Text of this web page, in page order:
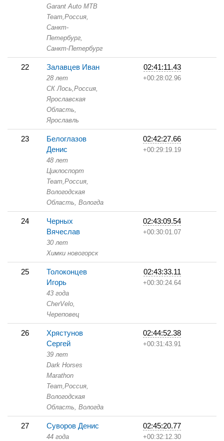
Garant Auto MTB
Team,Россия,
Санкт-
Петербург,
Санкт-Петербург
22 Залавцев Иван
28 лет
СК Лось,Россия,
Ярославская
Область,
Ярославль
02:41:11.43
+00:28:02.96
23
Белоглазов
Денис
48 лет
Циклоспорт
Team,Россия,
Вологодская
Область, Вологда
02:42:27.66
+00:29:19.19
24
Черных
Вячеслав
30 лет
Химки новогорск
02:43:09.54
+00:30:01.07
25
Толоконцев
Игорь
43 года
CherVelo,
Череповец
02:43:33.11
+00:30:24.64
26
Хрястунов
Сергей
39 лет
Dark Horses
Marathon
Team,Россия,
Вологодская
Область, Вологда
02:44:52.38
+00:31:43.91
27 Суворов Денис
44 года
02:45:20.77
+00:32:12.30